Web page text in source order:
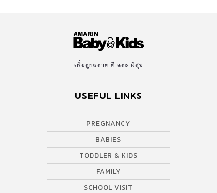
คงทำให้หนูรู้จักแก้ปัญหา หนูวางช้อน และใช้มือหยิบอาหารเข้าปาก
ทันที ยิ่งเห็นภาพนั้นยิ่งน้ำตาไหล… ฉันนี่แหล่ะ “พ่อแม่รังแกฉันของ
จริง” ฉันป้อนข้าวให้ลูกทุกมื้อ เพราะลูกกินช้า ฉันป้อนข้าวให้ลูกเพราะ
ลูกชอบทำเลอะ ฉันป้อนข้าวให้ลูกเพราะอยากให้ลูกกินได้เยอะ…. ลูก
พ่ายแพ้ของคนเป็นพ่อแม่ อย่างไม่น่าให้อภัย คนชนะที่แท้ กลับเป็น
เพื่อลูกฉลาด ดี และ มีสุข
USEFUL LINKS
PREGNANCY
BABIES
TODDLER & KIDS
FAMILY
SCHOOL VISIT